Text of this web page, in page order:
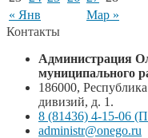
« Янв Мар »
Контакты
Администрация
муниципального
186000,
дивизий, д. 1.
8 (81436) 4-15-06
administr@onego.ru